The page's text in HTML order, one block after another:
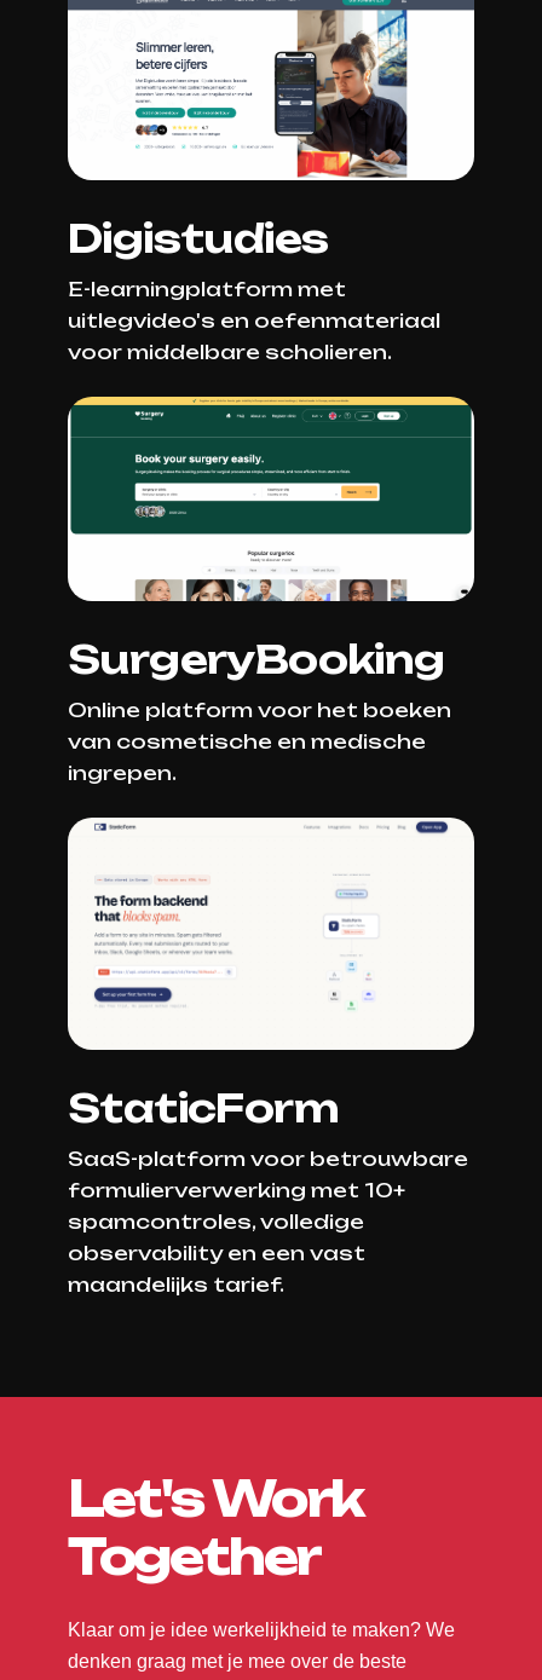
Digistudies
E-learningplatform met
uitlegvideo's en oefenmateriaal
voor middelbare scholieren.
SurgeryBooking
Online platform voor het boeken
van cosmetische en medische
ingrepen.
StaticForm
SaaS-platform voor betrouwbare
formulierverwerking met 10+
spamcontroles, volledige
observability en een vast
maandelijks tarief.
Let's Work
Together
Klaar om je idee werkelijkheid te maken? We
denken graag met je mee over de beste